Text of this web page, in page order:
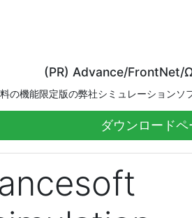
(PR) Advance/FrontNet/
の機能限定版の弊社シミュレーションソ
ダウンロードペ